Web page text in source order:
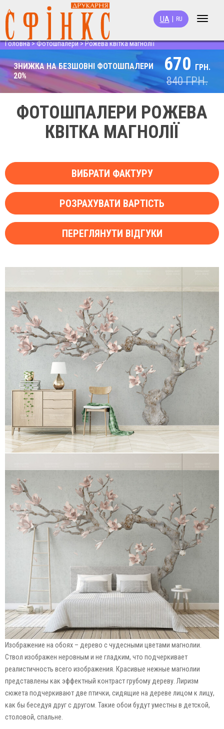
Toggle
UA RU
Головна>Фотошпалери>Рожева квітка магнолії
ЗНИЖКА НА БЕЗШОВНІ ФОТОШПАЛЕРИ
20%
670 ГРН.
840ГРН.
ФОТОШПАЛЕРИ РОЖЕВА
КВІТКА МАГНОЛІЇ
ВИБРАТИ ФАКТУРУ
РОЗРАХУВАТИ ВАРТІСТЬ
ПЕРЕГЛЯНУТИ ВІДГУКИ
Изображение на обоях – дерево с чудесными цветами магнолии.
Ствол изображен неровным и не гладким, что подчеркивает
реалистичность всего изображения. Красивые нежные магнолии
представлены как эффектный контраст грубому дереву. Лиризм
сюжета подчеркивают две птички, сидящие на дереве лицом к лицу,
как бы беседуя друг с другом. Такие обои будут уместны в детской,
столовой, спальне.